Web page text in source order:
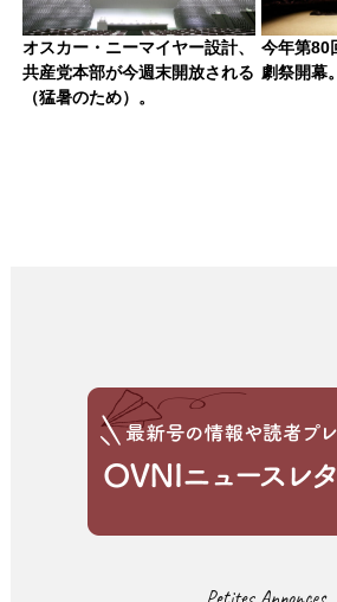
オスカー・ニーマイヤー設計、
共産党本部が今週末開放される
（猛暑のため）。
今年第80
劇祭開幕。